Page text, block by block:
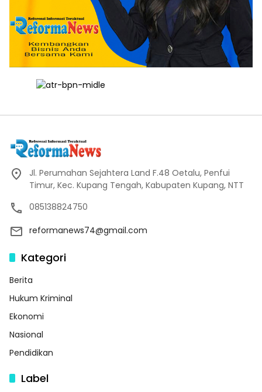
Jl. Perumahan Sejahtera Land F.48 Oetalu, Penfui
Timur, Kec. Kupang Tengah, Kabupaten Kupang, NTT
085138824750
reformanews74@gmail.com
Kategori
Berita
Hukum Kriminal
Ekonomi
Nasional
Pendidikan
Label